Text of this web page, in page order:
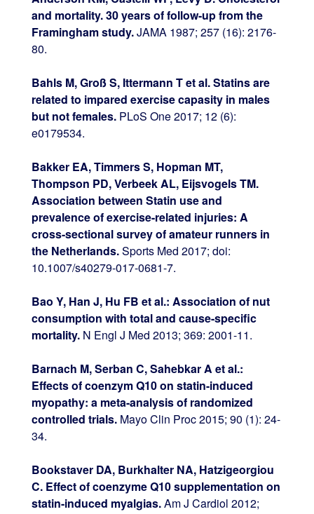
and mortality. 30 years of follow-up from the
Framingham study.JAMA 1987; 257 (16): 2176-
80.
Bahls M, Groß S, Ittermann T et al.Statins are
related to impared exercise capasity in males
but not females.PLoS One 2017; 12 (6):
e0179534.
Bakker EA, Timmers S, Hopman MT,
Thompson PD, Verbeek AL, Eijsvogels TM.
Association between Statin use and
prevalence of exercise-related injuries: A
cross-sectional survey of amateur runners in
the Netherlands.Sports Med 2017; doi:
10.1007/s40279-017-0681-7.
Bao Y, Han J, Hu FB et al.: Association of nut
consumption with total and cause-specific
mortality.N Engl J Med 2013; 369: 2001-11.
Barnach M, Serban C, Sahebkar A et al.:
Effects of coenzym Q10 on statin-induced
myopathy: a meta-analysis of randomized
controlled trials.Mayo Clin Proc 2015; 90 (1): 24-
34.
Bookstaver DA, Burkhalter NA, Hatzigeorgiou
C. Effect of coenzyme Q10 supplementation on
statin-induced myalgias.Am J Cardiol 2012;